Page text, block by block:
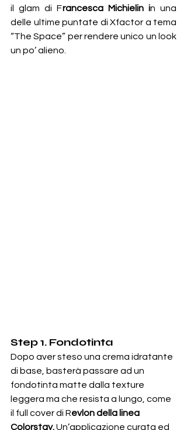
il glam di Francesca Michielin in una
delle ultime puntate di Xfactor a tema
“The Space” per rendere unico un look
un po’ alieno.
Step 1. Fondotinta
Dopo aver steso una crema idratante
di base, basterà passare ad un
fondotinta matte dalla texture
leggera ma che resista a lungo, come
il full cover di Revlon della linea
Colorstay. Un’applicazione curata ed